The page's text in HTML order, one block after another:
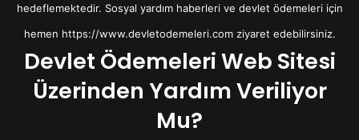
hedeflemektedir. Sosyal yardım haberleri ve devlet ödemeleri için
hemen https://www.devletodemeleri.comziyaret edebilirsiniz.
Devlet Ödemeleri Web Sitesi
Üzerinden Yardım Veriliyor
Mu?